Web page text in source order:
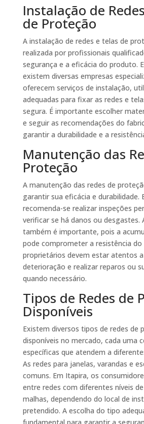
Instalação de
de Proteção
A instalação de redes e telas de
realizada por profissionais
segurança e a eficácia do produto.
existem diversas empresas
oferecem serviços de instalação,
adequadas para fixar as redes e
segura. É importante escolher
e seguir as recomendações do
garantir a durabilidade e a
Manutenção das
Proteção
A manutenção das redes de
garantir sua eficácia e durabilidade.
recomenda-se realizar inspeções
verificar se há danos ou desgastes.
também é importante, pois a
pode comprometer a resistência do
proprietários devem estar atentos a
deterioração e realizar reparos ou
quando necessário.
Tipos de Redes de
Disponíveis
Existem diversos tipos de redes de
disponíveis no mercado, cada uma
específicas que atendem a
As redes para janelas, varandas e
comuns. Em Itapira, os
entre redes com diferentes níveis
malhas, dependendo do local de
pretendido. A escolha do tipo